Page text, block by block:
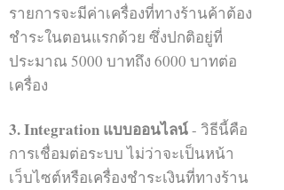
ในประเทศไทยก็มีอยู่หลายกลุ่มเช่น
เดียวกันที่เหมาะสำหรับการ
ประชาสัมพันธ์สินค้าและบริการของ
เราไม่ว่าจะเป็นกลุ่มคนจีนในเมืองไทย
จากมณฑลต่างๆ กลุ่มคนจีนในเมือง
ไทยแบ่งตามความชอบ หรือจะเป็นกลุ่ม
เอเจนขายของ
รายการจะมีค่าเครื่องที่ทางร้านค้าต้อง
ชำระในตอนแรกด้วย ซึ่งปกติอยู่ที่
ประมาณ 5000 บาทถึง 6000 บาทต่อ
เครื่อง
3. Integration แบบออนไลน์- วิธีนี้คือ
การเชื่อมต่อระบบ ไม่ว่าจะเป็นหน้า
เว็บไซต์หรือเครื่องชำระเงินที่ทางร้าน